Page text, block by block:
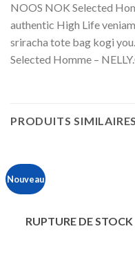
NOOS NOK Selected
authentic High Life
sriracha tote bag kogi
Selected Homme –
PRODUITS SIMILAIRES
Nouveau
RUPTURE DE STOCK